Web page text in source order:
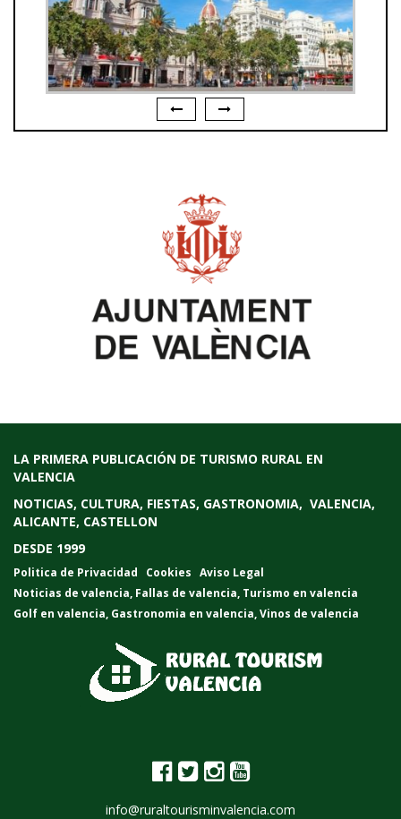
LA PRIMERA PUBLICACIÓN DE TURISMO RURAL EN
VALENCIA
NOTICIAS, CULTURA, FIESTAS, GASTRONOMIA, VALENCIA,
ALICANTE, CASTELLON
DESDE 1999
Politica de Privacidad Cookies Aviso Legal
Noticias de valencia, Fallas de valencia, Turismo en valencia
Golf en valencia, Gastronomia en valencia,Vinos de valencia
info@ruraltourisminvalencia.com